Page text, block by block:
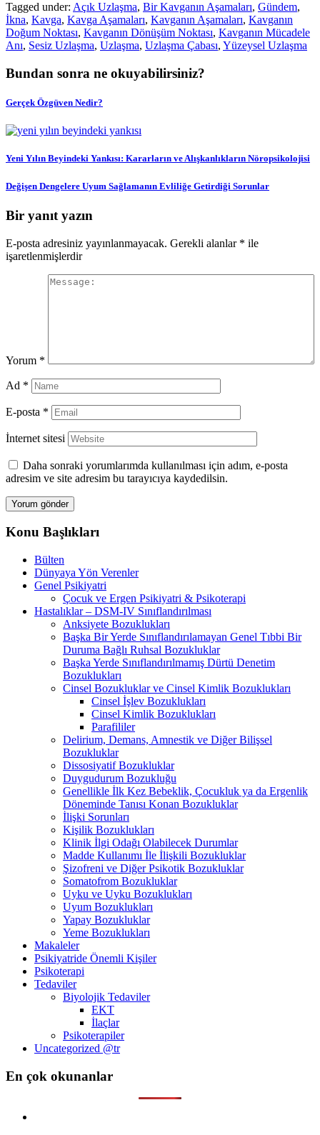
Tagged under: Açık Uzlaşma, Bir Kavganın Aşamaları, Gündem,
İkna, Kavga, Kavga Aşamaları, Kavganın Aşamaları, Kavganın
Doğum Noktası, Kavganın Dönüşüm Noktası, Kavganın Mücadele
Anı, Sesiz Uzlaşma, Uzlaşma, Uzlaşma Çabası, Yüzeysel Uzlaşma
Bundan sonra ne okuyabilirsiniz?
Gerçek Özgüven Nedir?
Yeni Yılın Beyindeki Yankısı: Kararların ve Alışkanlıkların Nöropsikolojisi
Değişen Dengelere Uyum Sağlamanın Evliliğe Getirdiği Sorunlar
Bir yanıt yazın
E-posta adresiniz yayınlanmayacak. Gerekli alanlar * ile
işaretlenmişlerdir
Yorum *
Ad *
E-posta *
İnternet sitesi
Daha sonraki yorumlarımda kullanılması için adım, e-posta
adresim ve site adresim bu tarayıcıya kaydedilsin.
Konu Başlıkları
Bülten
Dünyaya Yön Verenler
Genel Psikiyatri
Çocuk ve Ergen Psikiyatri & Psikoterapi
Hastalıklar – DSM-IV Sınıflandırılması
Anksiyete Bozuklukları
Başka Bir Yerde Sınıflandırılamayan Genel Tıbbi Bir
Duruma Bağlı Ruhsal Bozukluklar
Başka Yerde Sınıflandırılmamış Dürtü Denetim
Bozuklukları
Cinsel Bozukluklar ve Cinsel Kimlik Bozuklukları
Cinsel İşlev Bozuklukları
Cinsel Kimlik Bozuklukları
Parafililer
Delirium, Demans, Amnestik ve Diğer Bilişsel
Bozukluklar
Dissosiyatif Bozukluklar
Duygudurum Bozukluğu
Genellikle İlk Kez Bebeklik, Çocukluk ya da Ergenlik
Döneminde Tanısı Konan Bozukluklar
İlişki Sorunları
Kişilik Bozuklukları
Klinik İlgi Odağı Olabilecek Durumlar
Madde Kullanımı İle İlişkili Bozukluklar
Şizofreni ve Diğer Psikotik Bozukluklar
Somatofrom Bozukluklar
Uyku ve Uyku Bozuklukları
Uyum Bozuklukları
Yapay Bozukluklar
Yeme Bozuklukları
Makaleler
Psikiyatride Önemli Kişiler
Psikoterapi
Tedaviler
Biyolojik Tedaviler
EKT
İlaçlar
Psikoterapiler
Uncategorized @tr
En çok okunanlar